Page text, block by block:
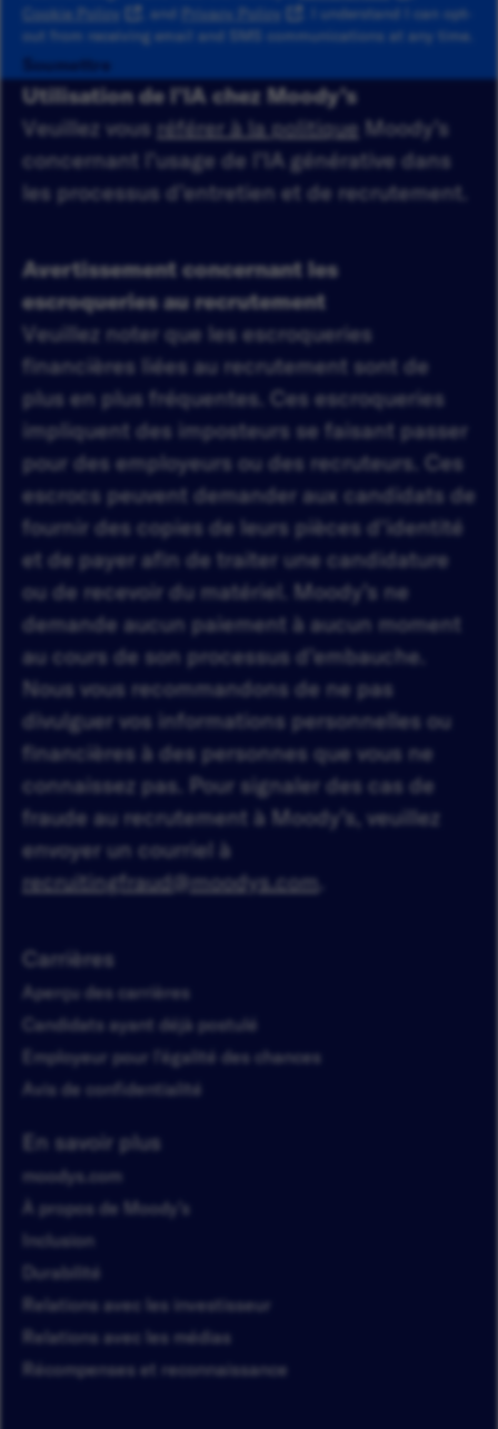
Cookie Policy
, and Privacy Policy
. I understand I can opt-
out from receiving email and SMS communications at any time.
Soumettre
Utilisation de l’IA chez Moody’s
Veuillez vous référer à la politique Moody’s
concernant l’usage de l’IA générative dans
les processus d’entretien et de recrutement.
Avertissement concernant les
escroqueries au recrutement
Veuillez noter que les escroqueries
financières liées au recrutement sont de
plus en plus fréquentes. Ces escroqueries
impliquent des imposteurs se faisant passer
pour des employeurs ou des recruteurs. Ces
escrocs peuvent demander aux candidats de
fournir des copies de leurs pièces d'identité
et de payer afin de traiter une candidature
ou de recevoir du matériel. Moody’s ne
demande aucun paiement à aucun moment
au cours de son processus d’embauche.
Nous vous recommandons de ne pas
divulguer vos informations personnelles ou
financières à des personnes que vous ne
connaissez pas. Pour signaler des cas de
fraude au recrutement à Moody’s, veuillez
envoyer un courriel à
recruitingfraud@moodys.com
Carrières
Aperçu des carrières
Candidats ayant déjà postulé
Employeur pour l'égalité des chances
Avis de confidentialité
En savoir plus
moodys.com
À propos de Moody’s
Inclusion
Durabilité
Relations avec les investisseur
Relations avec les médias
Récompenses et reconnaissance